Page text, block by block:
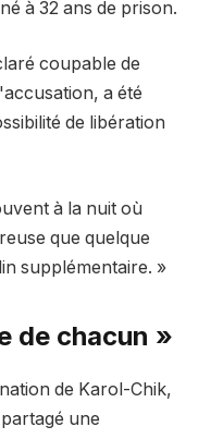
à 32 ans de prison.
coupable de
a été
de libération
à la nuit où
que quelque
supplémentaire. »
de chacun »
de Karol-Chik,
une